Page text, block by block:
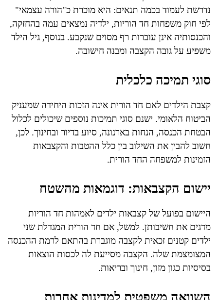
נדרשת לעמוד בכמה תנאים: היא מוכרת כ"הורה עצמאי"
לפי חוק משפחות חד הוריות, ילדיה נמצאים עמה בהחזקה,
והכנסותיה אינן עוברות רף מסוים שנקבע. בנוסף, גיל הילד
משפיע על גובה הקצבה ומבנה חישובה.
סוגי תמיכה כלכלית
קצבת הילדים לאם חד הורית אינה הזכות היחידה שמעניק
הביטוח הלאומי. ישנם סוגי תמיכות נוספים שיכולים לכלול
הבטחת הכנסה, הנחות בארנונה, סיוע בדיור ובחינוך. לכן,
חשוב להבין את השילוב בין כלל ההטבות והקצבאות
הזמינות למשפחה החד הורית.
יישום הקצבאות: דוגמאות מהשטח
היישום בפועל של קצבאות ילדים לאמהות חד הוריות
מדגים את חשיבותן. למשל, אם חד הורית המגדלת שני
ילדים קטנים זכאית לקצבה מוגברת בהתאם לרמת ההכנסה
המצומצמת שלה. הקצבה מסייעת לה לכסות הוצאות
בסיסיות כגון מזון, חינוך ובריאות.
השוואה משפטית למדינות אחרות